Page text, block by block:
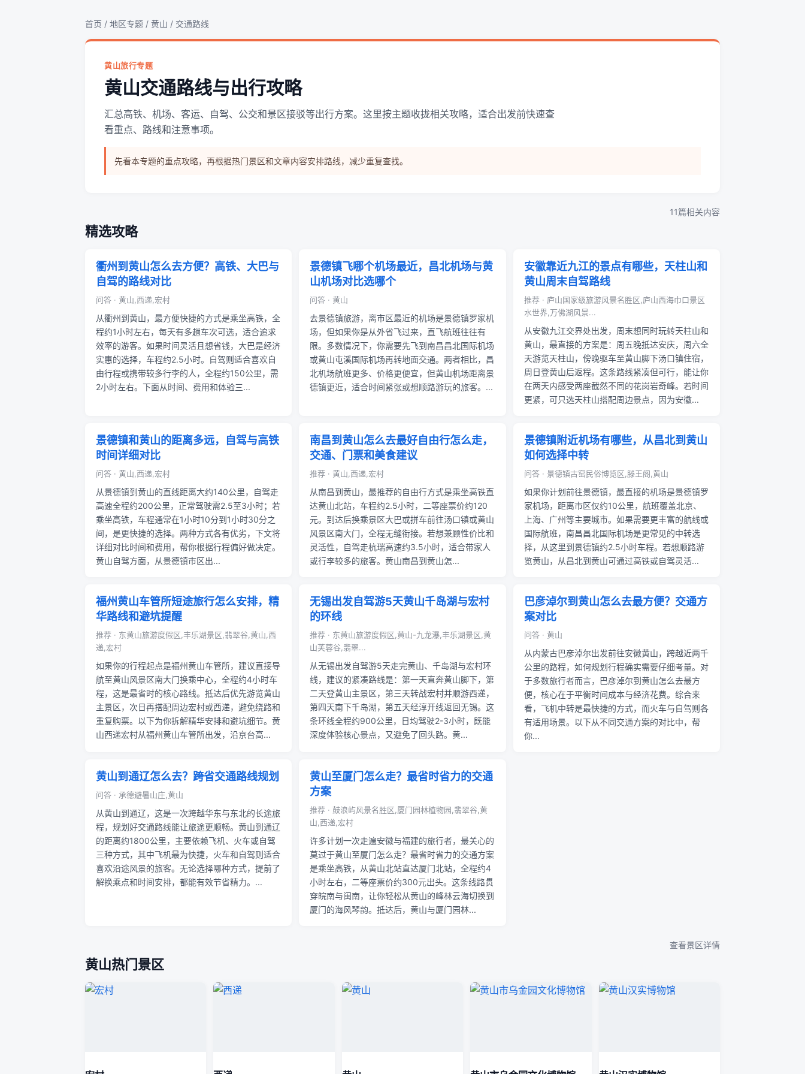
首页 / 地区专题 / 黄山 / 交通路线
黄山旅行专题
黄山交通路线与出行攻略
汇总高铁、机场、客运、自驾、公交和景区接驳等出行方案。这里按主题收拢相关攻略，适合出发前快速查
看重点、路线和注意事项。
先看本专题的重点攻略，再根据热门景区和文章内容安排路线，减少重复查找。
精选攻略
11篇相关内容
衢州到黄山怎么去方便？高铁、大巴与
自驾的路线对比
问答 · 黄山,西递,宏村
从衢州到黄山，最方便快捷的方式是乘坐高铁，全
程约1小时左右，每天有多趟车次可选，适合追求
效率的游客。如果时间灵活且想省钱，大巴是经济
实惠的选择，车程约2.5小时。自驾则适合喜欢自
由行程或携带较多行李的人，全程约150公里，需
2小时左右。下面从时间、费用和体验三...
景德镇飞哪个机场最近，昌北机场与黄
山机场对比选哪个
问答 · 黄山
去景德镇旅游，离市区最近的机场是景德镇罗家机
场，但如果你是从外省飞过来，直飞航班往往有
限。多数情况下，你需要先飞到南昌昌北国际机场
或黄山屯溪国际机场再转地面交通。两者相比，昌
北机场航班更多、价格更便宜，但黄山机场距离景
德镇更近，适合时间紧张或想顺路游玩的旅客。...
安徽靠近九江的景点有哪些，天柱山和
黄山周末自驾路线
推荐 · 庐山国家级旅游风景名胜区,庐山西海巾口景区
水世界,万佛湖风景...
从安徽九江交界处出发，周末想同时玩转天柱山和
黄山，最直接的方案是：周五晚抵达安庆，周六全
天游览天柱山，傍晚驱车至黄山脚下汤口镇住宿，
周日登黄山后返程。这条路线紧凑但可行，能让你
在两天内感受两座截然不同的花岗岩奇峰。若时间
更紧，可只选天柱山搭配周边景点，因为安徽...
景德镇和黄山的距离多远，自驾与高铁
时间详细对比
问答 · 黄山,西递,宏村
从景德镇到黄山的直线距离大约140公里，自驾走
高速全程约200公里，正常驾驶需2.5至3小时；若
乘坐高铁，车程通常在1小时10分到1小时30分之
间，是更快捷的选择。两种方式各有优劣，下文将
详细对比时间和费用，帮你根据行程偏好做决定。
黄山自驾方面，从景德镇市区出...
南昌到黄山怎么去最好自由行怎么走，
交通、门票和美食建议
推荐 · 黄山,西递,宏村
从南昌到黄山，最推荐的自由行方式是乘坐高铁直
达黄山北站，车程约2.5小时，二等座票价约120
元。到达后换乘景区大巴或拼车前往汤口镇或黄山
风景区南大门，全程无缝衔接。若想兼顾性价比和
灵活性，自驾走杭瑞高速约3.5小时，适合带家人
或行李较多的旅客。黄山南昌到黄山怎...
景德镇附近机场有哪些，从昌北到黄山
如何选择中转
问答 · 景德镇古窑民俗博览区,滕王阁,黄山
如果你计划前往景德镇，最直接的机场是景德镇罗
家机场，距离市区仅约10公里，航班覆盖北京、
上海、广州等主要城市。如果需要更丰富的航线或
国际航班，南昌昌北国际机场是更常见的中转选
择，从这里到景德镇约2.5小时车程。若想顺路游
览黄山，从昌北到黄山可通过高铁或自驾灵活...
福州黄山车管所短途旅行怎么安排，精
华路线和避坑提醒
推荐 · 东黄山旅游度假区,丰乐湖景区,翡翠谷,黄山,西
递,宏村
如果你的行程起点是福州黄山车管所，建议直接导
航至黄山风景区南大门换乘中心，全程约4小时车
程，这是最省时的核心路线。抵达后优先游览黄山
主景区，次日再搭配周边宏村或西递，避免绕路和
重复购票。以下为你拆解精华安排和避坑细节。黄
山西递宏村从福州黄山车管所出发，沿京台高...
无锡出发自驾游5天黄山千岛湖与宏村
的环线
推荐 · 东黄山旅游度假区,黄山-九龙瀑,丰乐湖景区,黄
山芙蓉谷,翡翠...
从无锡出发自驾游5天走完黄山、千岛湖与宏村环
线，建议的紧凑路线是：第一天直奔黄山脚下，第
二天登黄山主景区，第三天转战宏村并顺游西递，
第四天南下千岛湖，第五天经淳开线返回无锡。这
条环线全程约900公里，日均驾驶2-3小时，既能
深度体验核心景点，又避免了回头路。黄...
巴彦淖尔到黄山怎么去最方便？交通方
案对比
问答 · 黄山
从内蒙古巴彦淖尔出发前往安徽黄山，跨越近两千
公里的路程，如何规划行程确实需要仔细考量。对
于多数旅行者而言，巴彦淖尔到黄山怎么去最方
便，核心在于平衡时间成本与经济花费。综合来
看，飞机中转是最快捷的方式，而火车与自驾则各
有适用场景。以下从不同交通方案的对比中，帮
你...
黄山到通辽怎么去？跨省交通路线规划
问答 · 承德避暑山庄,黄山
从黄山到通辽，这是一次跨越华东与东北的长途旅
程，规划好交通路线能让旅途更顺畅。黄山到通辽
的距离约1800公里，主要依赖飞机、火车或自驾
三种方式，其中飞机最为快捷，火车和自驾则适合
喜欢沿途风景的旅客。无论选择哪种方式，提前了
解换乘点和时间安排，都能有效节省精力。...
黄山至厦门怎么走？最省时省力的交通
方案
推荐 · 鼓浪屿风景名胜区,厦门园林植物园,翡翠谷,黄
山,西递,宏村
许多计划一次走遍安徽与福建的旅行者，最关心的
莫过于黄山至厦门怎么走？最省时省力的交通方案
是乘坐高铁，从黄山北站直达厦门北站，全程约4
小时左右，二等座票价约300元出头。这条线路贯
穿皖南与闽南，让你轻松从黄山的峰林云海切换到
厦门的海风琴韵。抵达后，黄山与厦门园林...
黄山热门景区
查看景区详情